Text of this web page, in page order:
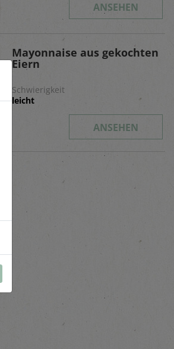
ANSEHEN
Mayonnaise aus gekochten
Eiern
Schwierigkeit
leicht
ANSEHEN